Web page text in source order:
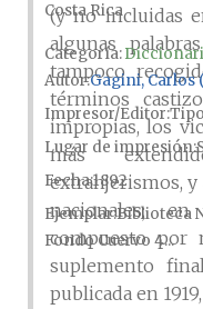
(y no incluidas
algunas
tampoco
términos
impropias, los
más
extranjerismos,
nacionales;
compuesto por
suplemento
publicada en
Costa Rica
Categoría:
AutorGagini, Carlos
Impresor/Editor
Lugar de impresión
Fecha1892
EjemplarBiblioteca
Fondo Cuervo 4...